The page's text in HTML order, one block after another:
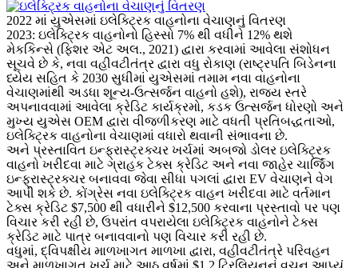
2022 માં યુએસમાં ઇલેક્ટ્રિક વાહનોના વેચાણનું વિતરણ
2023: ઇલેક્ટ્રિક વાહનોનો હિસ્સો 7% થી વધીને 12% થશે
મેકકિન્સે (ફિશર એટ અલ., 2021) દ્વારા કરવામાં આવેલા સંશોધન
સૂચવે છે કે, નવા વહીવટીતંત્ર દ્વારા વધુ રોકાણ (રાષ્ટ્રપતિ બિડેનના
ધ્યેય સહિત કે 2030 સુધીમાં યુએસમાં તમામ નવા વાહનોના
વેચાણમાંથી અડધા શૂન્ય-ઉત્સર્જન વાહનો હશે), રાજ્ય સ્તરે
અપનાવવામાં આવેલા ક્રેડિટ કાર્યક્રમો, કડક ઉત્સર્જન ધોરણો અને
મુખ્ય યુએસ OEM દ્વારા વીજળીકરણ માટે વધતી પ્રતિબદ્ધતાઓ,
ઇલેક્ટ્રિક વાહનોના વેચાણમાં વધારો થવાની સંભાવના છે.
અને પ્રસ્તાવિત ઇન્ફ્રાસ્ટ્રક્ચર ખર્ચમાં અબજો ડોલર ઇલેક્ટ્રિક
વાહનો ખરીદવા માટે ગ્રાહક ટેક્સ ક્રેડિટ અને નવા જાહેર ચાર્જિંગ
ઇન્ફ્રાસ્ટ્રક્ચર બનાવવા જેવા સીધા પગલાં દ્વારા EV વેચાણને વેગ
આપી શકે છે. કોંગ્રેસ નવા ઇલેક્ટ્રિક વાહન ખરીદવા માટે વર્તમાન
ટેક્સ ક્રેડિટ $7,500 થી વધારીને $12,500 કરવાના પ્રસ્તાવો પર પણ
વિચાર કરી રહી છે, ઉપરાંત વપરાયેલા ઇલેક્ટ્રિક વાહનોને ટેક્સ
ક્રેડિટ માટે પાત્ર બનાવવાનો પણ વિચાર કરી રહી છે.
વધુમાં, દ્વિપક્ષીય માળખાગત માળખા દ્વારા, વહીવટીતંત્રે પરિવહન
અને માળખાગત ખર્ચ માટે આઠ વર્ષમાં $1.2 ટ્રિલિયનનું વચન આપ્યું